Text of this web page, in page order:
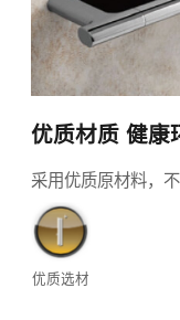
优质材质 健康
采用优质原材料，
优质选材